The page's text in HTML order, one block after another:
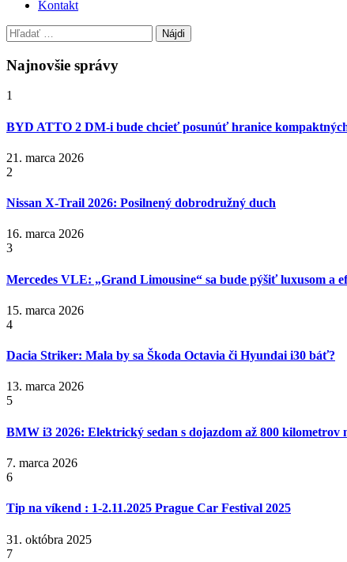
Kontakt
Hľadať:
Najnovšie správy
1
BYD ATTO 2 DM-i bude chcieť posunúť hranice
21. marca 2026
2
Nissan X‑Trail 2026: Posilnený dobrodružný duch
16. marca 2026
3
Mercedes VLE: „Grand Limousine“ sa bude pýšiť luxusom a
15. marca 2026
4
Dacia Striker: Mala by sa Škoda Octavia či Hyundai i30 báť?
13. marca 2026
5
BMW i3 2026: Elektrický sedan s dojazdom až 800 kilometrov
7. marca 2026
6
Tip na víkend : 1-2.11.2025 Prague Car Festival 2025
31. októbra 2025
7